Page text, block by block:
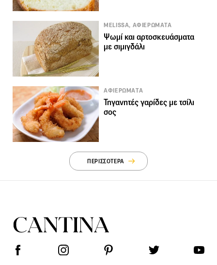
MELISSA, ΑΦΙΕΡΩΜΑΤΑ
Ψωμί και αρτοσκευάσματα
με σιμιγδάλι
ΑΦΙΕΡΩΜΑΤΑ
Τηγανητές γαρίδες με τσίλι
σος
ΠΕΡΙΣΣΟΤΕΡΑ